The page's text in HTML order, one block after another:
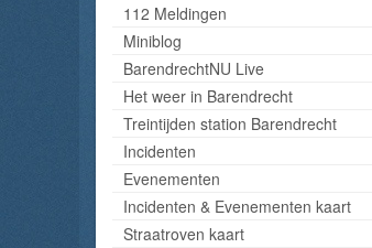
112 Meldingen
Miniblog
BarendrechtNU Live
Het weer in Barendrecht
Treintijden station Barendrecht
Incidenten
Evenementen
Incidenten & Evenementen kaart
Straatroven kaart